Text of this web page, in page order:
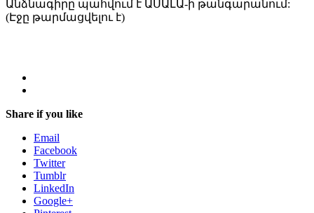
Անձնագիրը պահվում է ԱՍԱԼԱ-ի թանգարանում:
(Էջը թարմացվելու է)
Share if you like
Email
Facebook
Twitter
Tumblr
LinkedIn
Google+